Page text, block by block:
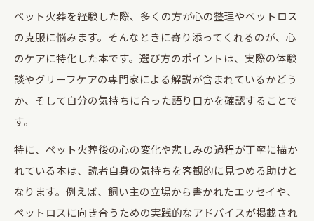
ペット火葬に伴う心の整理と向き合い方
ペットロス克服に役立つ本と火葬知識
ペット火葬と本が支えるペットロス克服法
ペットロスに役立つ本と火葬の実践知識
ペット火葬後の心の整理に本を活用する方法
辛いペットロス時に読む本の選び方と効果
後悔しないお別れにはペット火葬の理解を
後悔しないためのペット火葬の基礎知識
ペット火葬を経験した際、多くの方が心の整理やペットロス
の克服に悩みます。そんなときに寄り添ってくれるのが、心
のケアに特化した本です。選び方のポイントは、実際の体験
談やグリーフケアの専門家による解説が含まれているかどう
か、そして自分の気持ちに合った語り口かを確認することで
す。
特に、ペット火葬後の心の変化や悲しみの過程が丁寧に描か
れている本は、読者自身の気持ちを客観的に見つめる助けと
なります。例えば、飼い主の立場から書かれたエッセイや、
ペットロスに向き合うための実践的なアドバイスが掲載され